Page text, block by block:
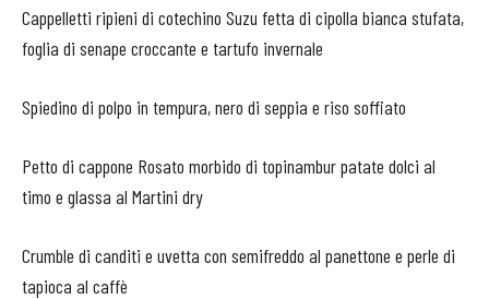
Cappelletti ripieni di cotechino Suzu fetta di cipolla bianca stufata,
foglia di senape croccante e tartufo invernale
Spiedino di polpo in tempura, nero di seppia e riso soffiato
Petto di cappone Rosato morbido di topinambur patate dolci al
timo e glassa al Martini dry
Crumble di canditi e uvetta con semifreddo al panettone e perle di
tapioca al caffè